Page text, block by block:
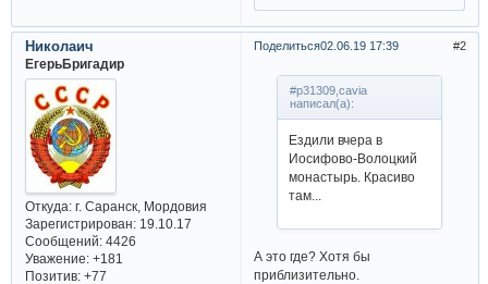
Поделиться 2
02.06.19 17:39
Николаич
ЕгерьБригадир
Откуда:г. Саранск, Мордовия
Зарегистрирован: 19.10.17
Сообщений:4426
Уважение: +181
Позитив: +77
#p31309,cavia
написал(а):
Ездили вчера в
Иосифово-Волоцкий
монастырь. Красиво
там...
А это где? Хотя бы
приблизительно.